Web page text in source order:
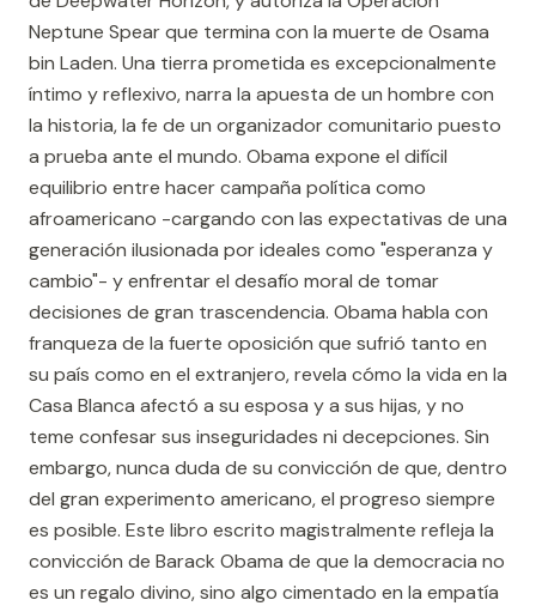
Neptune Spear que termina con la muerte de Osama
bin Laden. Una tierra prometida es excepcionalmente
íntimo y reflexivo, narra la apuesta de un hombre con
la historia, la fe de un organizador comunitario puesto
a prueba ante el mundo. Obama expone el difícil
equilibrio entre hacer campaña política como
afroamericano -cargando con las expectativas de una
generación ilusionada por ideales como "esperanza y
cambio"- y enfrentar el desafío moral de tomar
decisiones de gran trascendencia. Obama habla con
franqueza de la fuerte oposición que sufrió tanto en
su país como en el extranjero, revela cómo la vida en la
Casa Blanca afectó a su esposa y a sus hijas, y no
teme confesar sus inseguridades ni decepciones. Sin
embargo, nunca duda de su convicción de que, dentro
del gran experimento americano, el progreso siempre
es posible. Este libro escrito magistralmente refleja la
convicción de Barack Obama de que la democracia no
es un regalo divino, sino algo cimentado en la empatía